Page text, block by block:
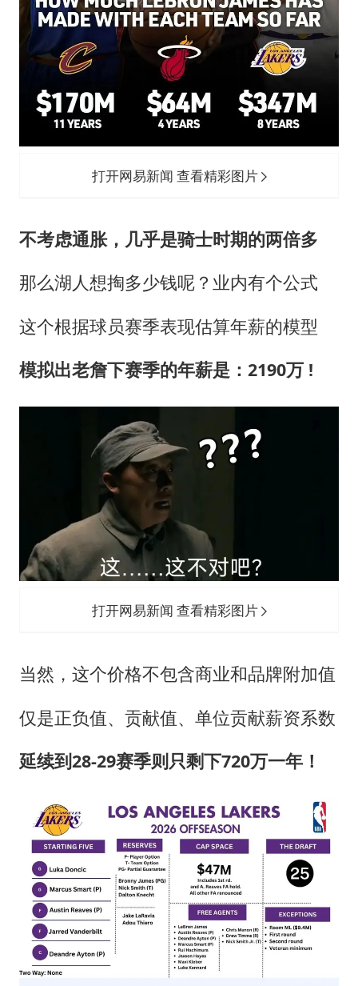
打开网易新闻 查看精彩图片
不考虑通胀，几乎是骑士时期的两倍多
那么湖人想掏多少钱呢？业内有个公式
这个根据球员赛季表现估算年薪的模型
模拟出老詹下赛季的年薪是：2190万 !
打开网易新闻 查看精彩图片
当然，这个价格不包含商业和品牌附加值
仅是正负值、贡献值、单位贡献薪资系数
延续到28-29赛季则只剩下720万一年！